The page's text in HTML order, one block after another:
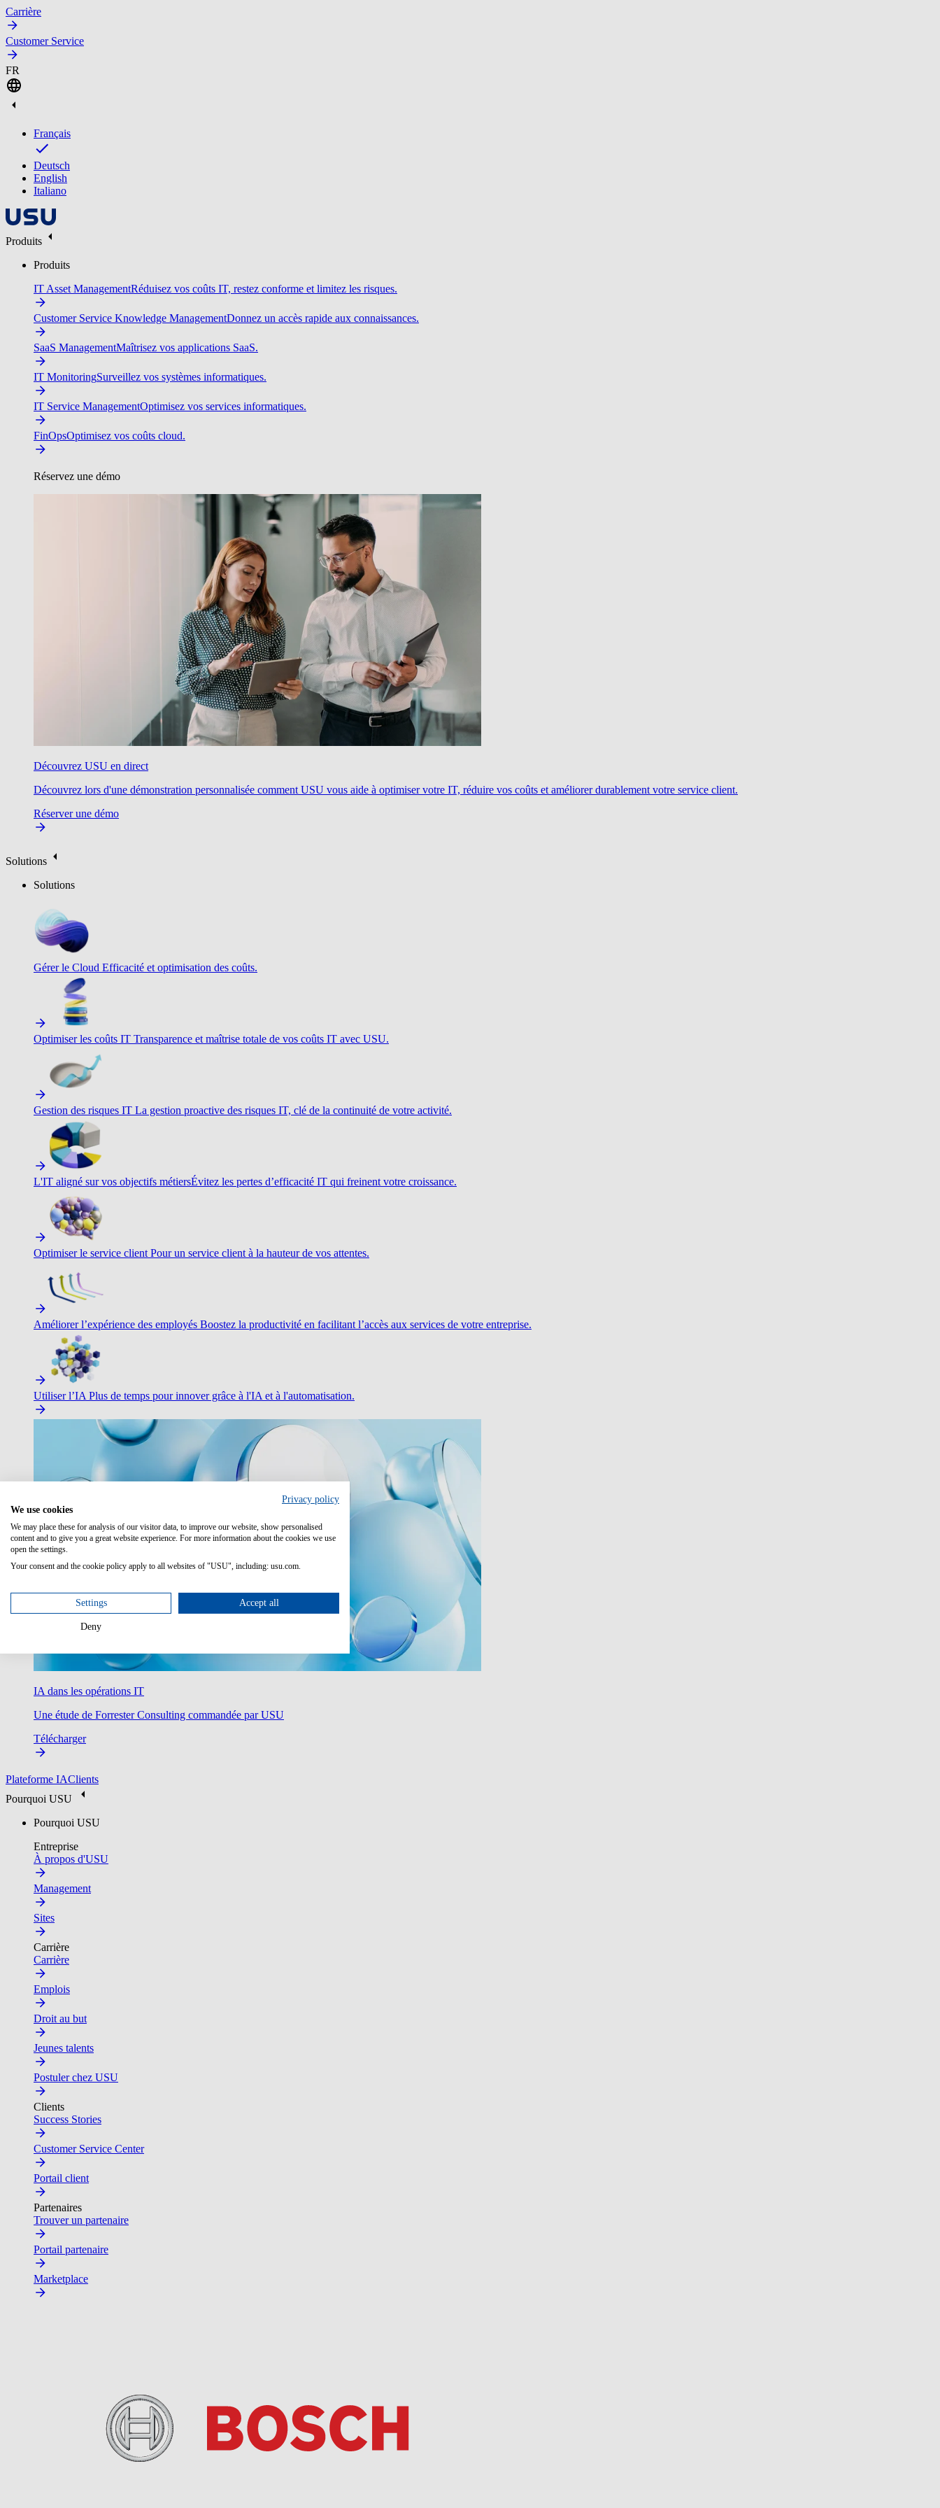
Carrière
Customer Service
FR
Français
Deutsch
English
Italiano
Produits
Produits
IT Asset ManagementRéduisez vos coûts IT, restez conforme et limitez les risques.
Customer Service Knowledge ManagementDonnez un accès rapide aux connaissances.
SaaS ManagementMaîtrisez vos applications SaaS.
IT MonitoringSurveillez vos systèmes informatiques.
IT Service ManagementOptimisez vos services informatiques.
FinOpsOptimisez vos coûts cloud.
Réservez une démo
Découvrez USU en direct
Découvrez lors d'une démonstration personnalisée comment USU vous aide à optimiser votre IT, réduire vos coûts et améliorer durablement votre service client.
Réserver une démo
Solutions
Solutions
Gérer le Cloud Efficacité et optimisation des coûts.
Optimiser les coûts IT Transparence et maîtrise totale de vos coûts IT avec USU.
Gestion des risques IT La gestion proactive des risques IT, clé de la continuité de votre activité.
L'IT aligné sur vos objectifs métiersÉvitez les pertes d’efficacité IT qui freinent votre croissance.
Optimiser le service client Pour un service client à la hauteur de vos attentes.
Améliorer l’expérience des employés Boostez la productivité en facilitant l’accès aux services de votre entreprise.
Utiliser l’IA Plus de temps pour innover grâce à l'IA et à l'automatisation.
IA dans les opérations IT
Une étude de Forrester Consulting commandée par USU
Télécharger
Plateforme IAClients
Pourquoi USU
Pourquoi USU
Entreprise
À propos d'USU
Management
Sites
Carrière
Carrière
Emplois
Droit au but
Jeunes talents
Postuler chez USU
Clients
Success Stories
Customer Service Center
Portail client
Partenaires
Trouver un partenaire
Portail partenaire
Marketplace
Privacy policy
We use cookies
We may place these for analysis of our visitor data, to improve our website, show personalised
content and to give you a great website experience. For more information about the cookies we use
open the settings.
Your consent and the cookie policy apply to all websites of "USU", including: usu.com.
Settings Accept all
Deny